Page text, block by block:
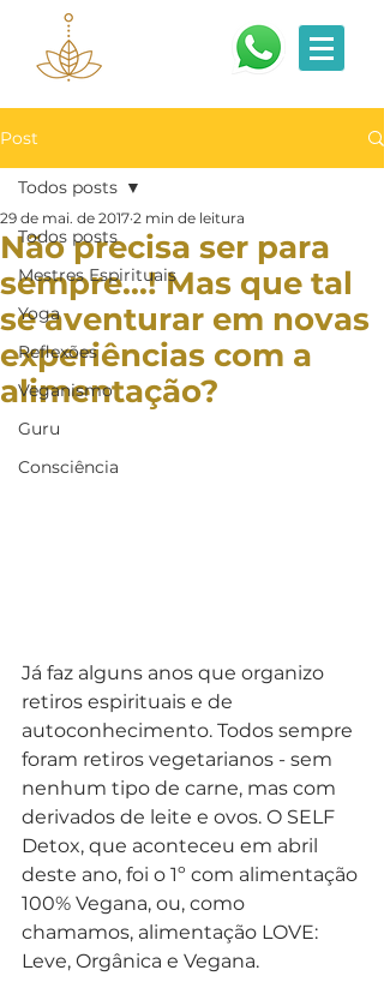
Post
Todos posts
Mestres Espirituais
Yoga
Reflexões
Veganismo
Guru
Consciência
Todos posts
Não precisa ser para
sempre...! Mas que tal
se aventurar em novas
experiências com a
alimentação?
29 de mai. de 2017 2 min de leitura
Já faz alguns anos que organizo
retiros espirituais e de
autoconhecimento. Todos sempre
foram retiros vegetarianos - sem
nenhum tipo de carne, mas com
derivados de leite e ovos. O SELF
Detox, que aconteceu em abril
deste ano, foi o 1º com alimentação
100% Vegana, ou, como
chamamos, alimentação LOVE:
Leve, Orgânica e Vegana.